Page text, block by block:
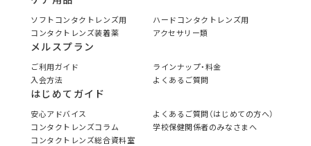
ソフトコンタクトレンズ用
ハードコンタクトレンズ用
コンタクトレンズ装着薬
アクセサリー類
メルスプラン
ご利用ガイド
ラインナップ・料金
入会方法
よくあるご質問
はじめてガイド
安心アドバイス
よくあるご質問（はじめての方へ）
コンタクトレンズコラム
学校保健関係者のみなさまへ
コンタクトレンズ総合資料室